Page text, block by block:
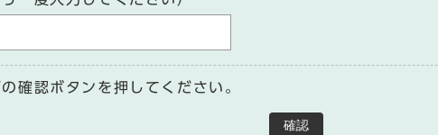
確認ボタンを押してください。
確認